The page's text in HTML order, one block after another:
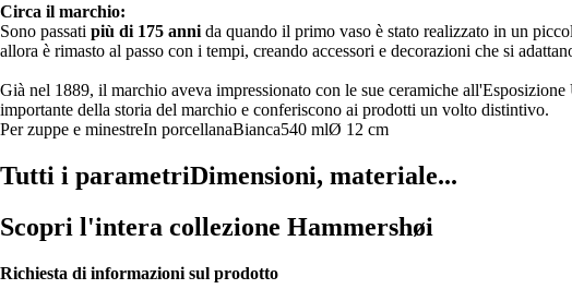
Circa il marchio:
Sono passati più di 175 anni da quando il primo vaso è stato realizzato in un
allora è rimasto al passo con i tempi, creando accessori e decorazioni che si
Già nel 1889, il marchio aveva impressionato con le sue ceramiche
importante della storia del marchio e conferiscono ai prodotti un volto distintivo.
Per zuppe e minestreIn porcellanaBianca540 mlØ 12 cm
Tutti i parametriDimensioni, materiale...
Scopri l'intera collezione Hammershøi
Richiesta di informazioni sul prodotto